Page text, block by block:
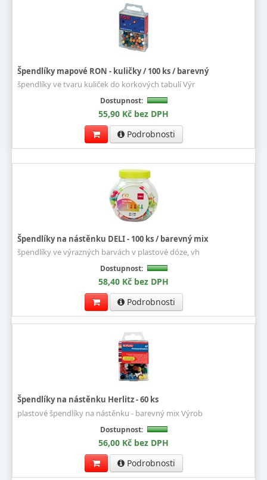
Špendlíky mapové RON - kuličky / 100 ks / barevný
špendlíky ve tvaru kuliček do korkových tabulí Výr
Dostupnost:
55,90 Kč bez DPH
Podrobnosti
Špendlíky na nástěnku DELI - 100 ks / barevný mix
špendlíky ve výrazných barvách v plastové dóze, vh
Dostupnost:
58,40 Kč bez DPH
Podrobnosti
Špendlíky na nástěnku Herlitz - 60 ks
plastové špendlíky na nástěnku - barevný mix Výrob
Dostupnost:
56,00 Kč bez DPH
Podrobnosti